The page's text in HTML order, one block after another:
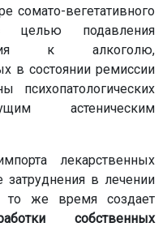
сомато-вегетативного
подавления
к алкоголю,
в состоянии ремиссии
астеническим
лекарственных
в лечении
то же время создает
собственных